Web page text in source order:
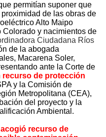
permitían suponer que
de las obras de
Alto Maipo
y nacimientos de
Ciudadana Ríos
de la abogada
Macarena Soler,
ante la Corte de
recurso de protección
y la Comisión de
Metropolitana (CEA),
del proyecto y la
Ambiental.
recurso de